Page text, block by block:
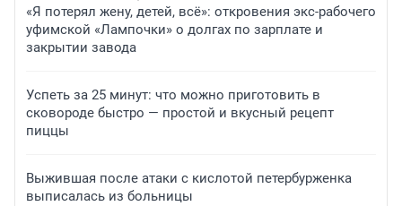
«Я потерял жену, детей, всё»: откровения экс-рабочего
уфимской «Лампочки» о долгах по зарплате и
закрытии завода
Успеть за 25 минут: что можно приготовить в
сковороде быстро — простой и вкусный рецепт
пиццы
Выжившая после атаки с кислотой петербурженка
выписалась из больницы